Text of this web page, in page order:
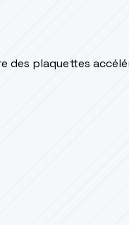
des plaquettes